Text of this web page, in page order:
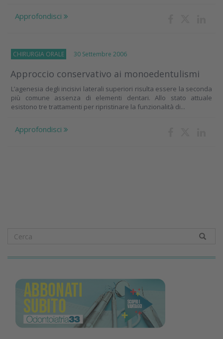
Approfondisci
CHIRURGIA ORALE 30 Settembre 2006
Approccio conservativo ai monoedentulismi
L’agenesia degli incisivi laterali superiori risulta essere la seconda
più comune assenza di elementi dentari. Allo stato attuale
esistono tre trattamenti per ripristinare la funzionalità di...
Approfondisci